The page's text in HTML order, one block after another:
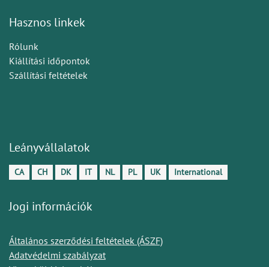
Hasznos linkek
Rólunk
Kiállítási időpontok
Szállítási feltételek
Leányvállalatok
CA CH DK IT NL PL UK International
Jogi információk
Általános szerződési feltételek (ÁSZF)
Adatvédelmi szabályzat